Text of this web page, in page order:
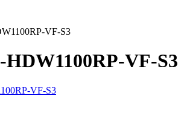
VF-S3
VF-S3